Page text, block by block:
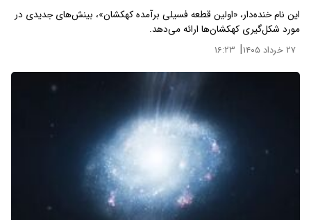
این نام خنده‌دار، «اولین قطعه فسیلی برآمده کهکشان»، بینش‌های جدیدی در
مورد شکل‌گیری کهکشان‌ها ارائه می‌دهد.
۲۷ خرداد ۱۴۰۵ | ۱۶:۲۳